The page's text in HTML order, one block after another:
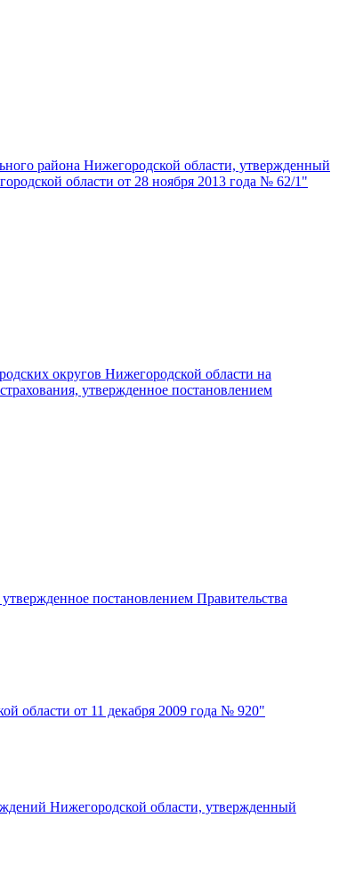
района Нижегородской области, утвержденный
области от 28 ноября 2013 года № 62/1"
округов Нижегородской области на
утвержденное постановлением
постановлением Правительства
области от 11 декабря 2009 года № 920"
Нижегородской области, утвержденный